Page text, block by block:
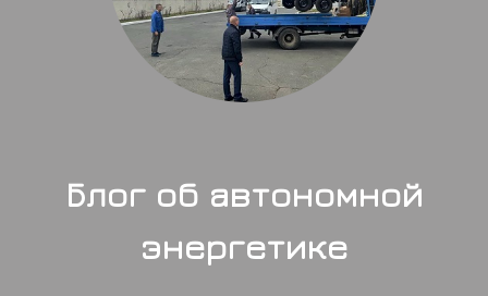
Блог об автономной
энергетике